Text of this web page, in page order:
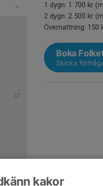
1 dygn: 1 700 kr
2 dygn: 2 500 kr
Övernattning: 150
Boka
Skicka
kakor